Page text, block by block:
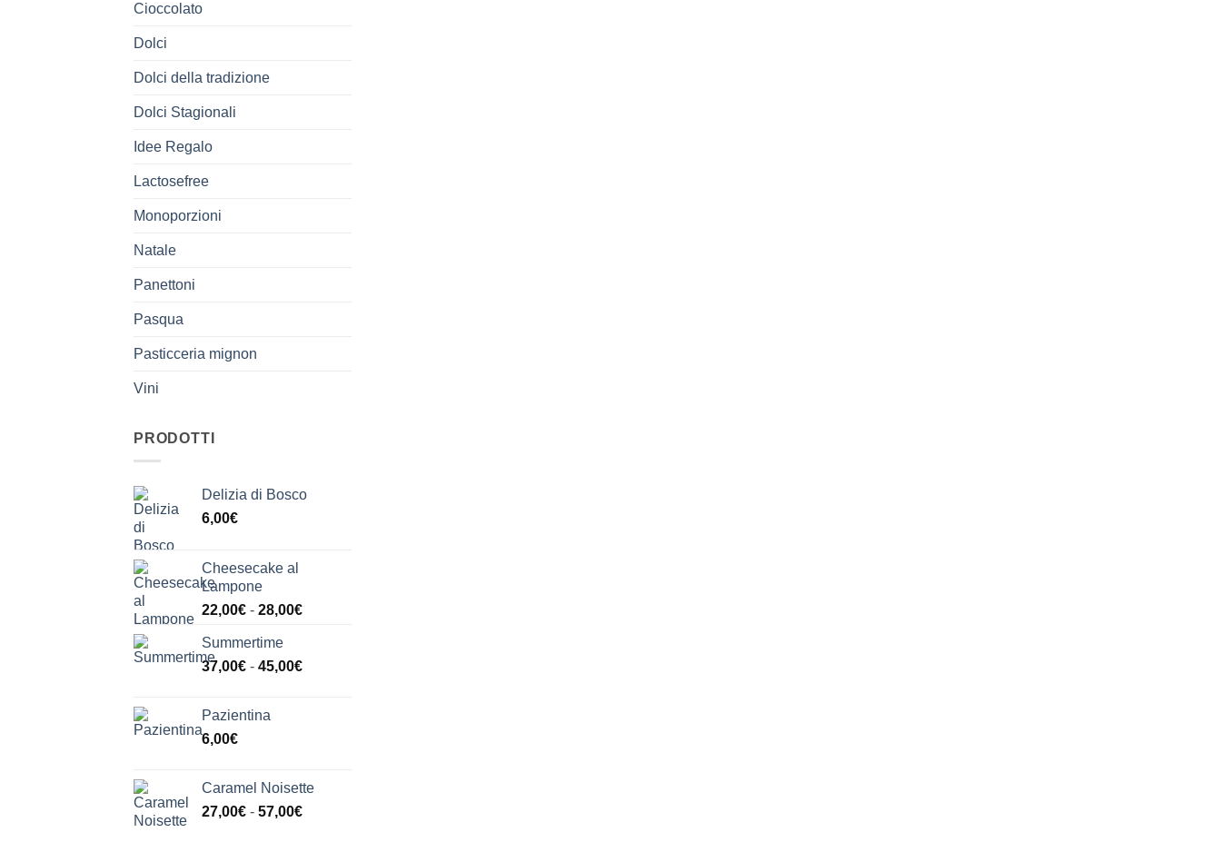
Cioccolato
Dolci
Dolci della tradizione
Dolci Stagionali
Idee Regalo
Lactosefree
Monoporzioni
Natale
Panettoni
Pasqua
Pasticceria mignon
Vini
PRODOTTI
Delizia di Bosco
6,00€
Cheesecake al
Lampone
22,00€ - 28,00€Fascia
da
Summertime
37,00€ - 45,00€Fascia
45,00€
Pazientina
6,00€
Caramel Noisette
27,00€ - 57,00€Fascia